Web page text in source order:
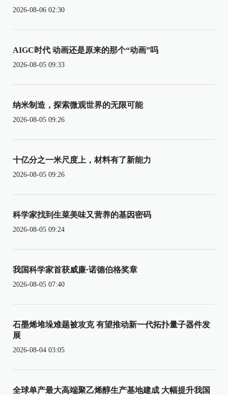
2026-08-06 02:30
AIGC时代 动画还是原来的那个“动画”吗
2026-08-05 09:33
纳米制造，探索微观世界的无限可能
2026-08-05 09:26
十亿分之一米尺度上，材料有了新能力
2026-08-05 09:26
科学家找到生菜美味又营养的基因密码
2026-08-05 09:24
我国科学家首获威廉·诺德伯格奖章
2026-08-05 07:40
石墨烯堆垛难题被攻克 有望推动新一代拓扑量子器件发
展
2026-08-04 03:05
全球单产最大高端聚乙烯醇生产基地建成 大幅提升我国